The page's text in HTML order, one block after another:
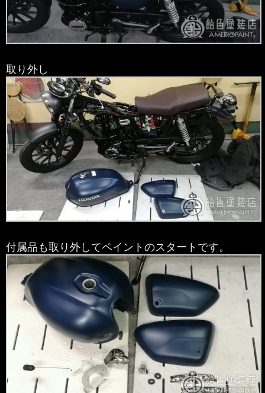
取り外し
付属品も取り外してペイントのスタートです。